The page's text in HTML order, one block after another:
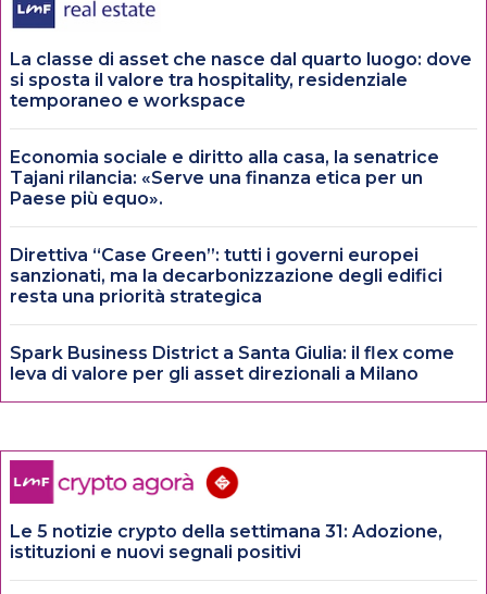
La classe di asset che nasce dal quarto luogo: dove
si sposta il valore tra hospitality, residenziale
temporaneo e workspace
Economia sociale e diritto alla casa, la senatrice
Tajani rilancia: «Serve una finanza etica per un
Paese più equo».
Direttiva “Case Green”: tutti i governi europei
sanzionati, ma la decarbonizzazione degli edifici
resta una priorità strategica
Spark Business District a Santa Giulia: il flex come
leva di valore per gli asset direzionali a Milano
Le 5 notizie crypto della settimana 31: Adozione,
istituzioni e nuovi segnali positivi